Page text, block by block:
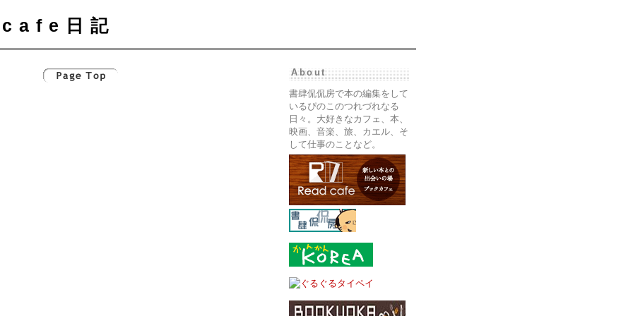
cafe日記
About
書肆侃侃房で本の編集をして
いるぴのこのつれづれなる
日々。大好きなカフェ、本、
映画、音楽、旅、カエル、そ
して仕事のことなど。